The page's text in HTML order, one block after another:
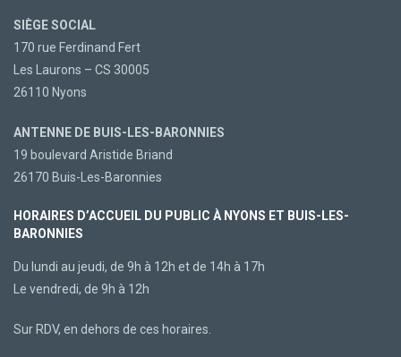
SIÈGE SOCIAL
170 rue Ferdinand Fert
Les Laurons – CS 30005
26110 Nyons
ANTENNE DE BUIS-LES-BARONNIES
19 boulevard Aristide Briand
26170 Buis-Les-Baronnies
HORAIRES D’ACCUEIL DU PUBLIC À NYONS ET BUIS-LES-
BARONNIES
Du lundi au jeudi, de 9h à 12h et de 14h à 17h
Le vendredi, de 9h à 12h
Sur RDV, en dehors de ces horaires.